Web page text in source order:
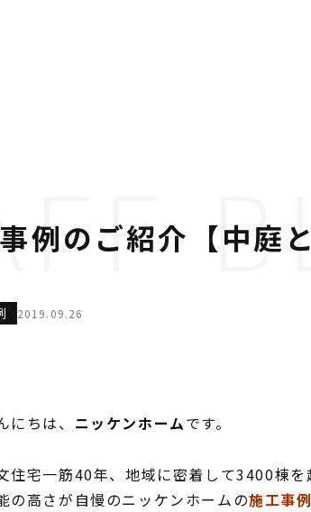
例のご紹介【中庭
2019.09.26
にちは、 ニッケンホームです。
住宅一筋40年、地域に密着して3400棟
の高さが自慢のニッケンホームの施工事例